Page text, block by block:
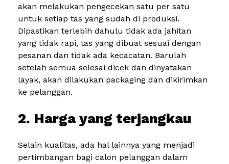
akan melakukan pengecekan satu per satu
untuk setiap tas yang sudah di produksi.
Dipastikan terlebih dahulu tidak ada jahitan
yang tidak rapi, tas yang dibuat sesuai dengan
pesanan dan tidak ada kecacatan. Barulah
setelah semua selesai dicek dan dinyatakan
layak, akan dilakukan packaging dan dikirimkan
ke pelanggan.
2. Harga yang terjangkau
Selain kualitas, ada hal lainnya yang menjadi
pertimbangan bagi calon pelanggan dalam